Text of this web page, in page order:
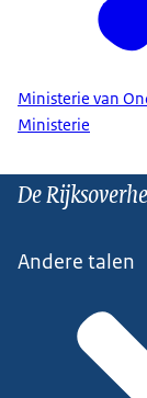
Ministerie van
Ministerie
De
Andere talen